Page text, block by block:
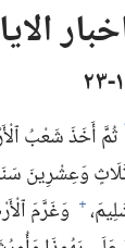
ثُمَّ أَخَذَ شَعْبُ
وَعِشْرِينَ
+ وَغَرَّمَ